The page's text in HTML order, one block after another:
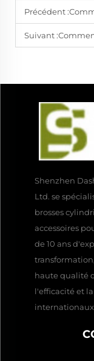
Précédent :Comment les
Suivant :Comment
Shenzhen
Ltd. se
brosses
accessoires
de 10 ans
haute qualité
l'efficacité et